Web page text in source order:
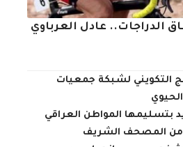
الدراجات.. عادل العرباوي
التكويني لشبكة جمعيات
بتسليمها المواطن العراقي
من المصحف الشريف